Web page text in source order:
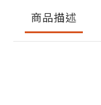
商品描述